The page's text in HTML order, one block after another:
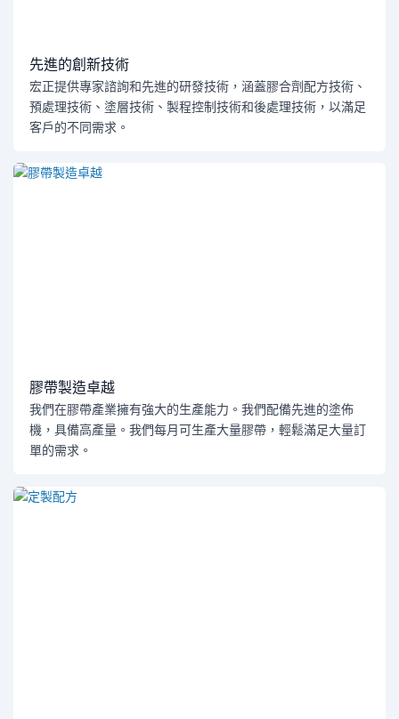
先進的創新技術
宏正提供專家諮詢和先進的研發技術，涵蓋膠合劑配方技術、
預處理技術、塗層技術、製程控制技術和後處理技術，以滿足
客戶的不同需求。
膠帶製造卓越
我們在膠帶產業擁有強大的生產能力。我們配備先進的塗佈
機，具備高產量。我們每月可生產大量膠帶，輕鬆滿足大量訂
單的需求。